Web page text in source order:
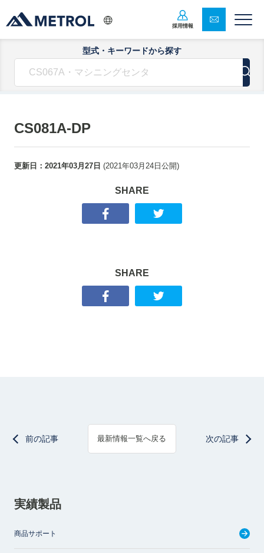
採用情報
型式・キーワードから探す
CS081A-DP
更新日： 2021年03月27日 (2021年03月24日 公開)
SHARE
SHARE
前の記事 最新情報一覧へ戻る 次の記事
実績製品
商品サポート